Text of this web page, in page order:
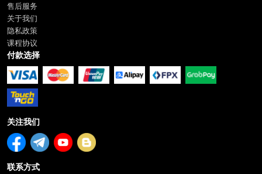
售后服务
关于我们
隐私政策
课程协议
付款选择
关注我们
联系方式